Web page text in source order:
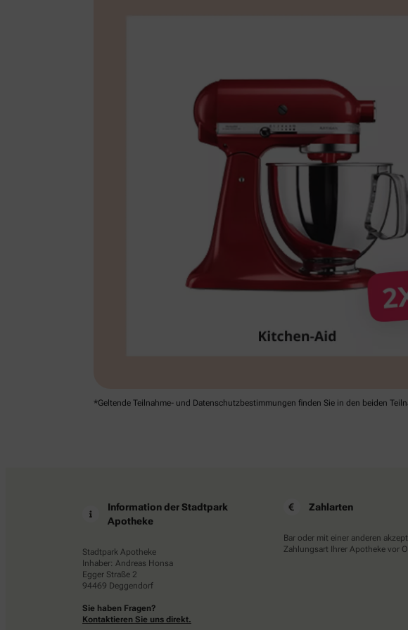
*Geltende Teilnahme- und Datenschutz­bestimmungen finden Sie in den beiden
Information der Stadtpark
Apotheke
Stadtpark Apotheke
Inhaber: Andreas Honsa
Egger Straße 2
94469 Deggendorf
Sie haben Fragen?
Kontaktieren Sie uns direkt.
Zahlarten
Bar oder mit einer anderen
Zahlungsart Ihrer Apotheke vor